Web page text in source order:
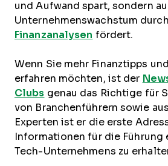
und Aufwand spart, sondern
Unternehmenswachstum durch
Finanzanalysen fördert.
Wenn Sie mehr Finanztipps
erfahren möchten, ist der
Clubs genau das Richtige für
von Branchenführern sowie
Experten ist er die erste
Informationen für die Führung
Tech-Unternehmens zu